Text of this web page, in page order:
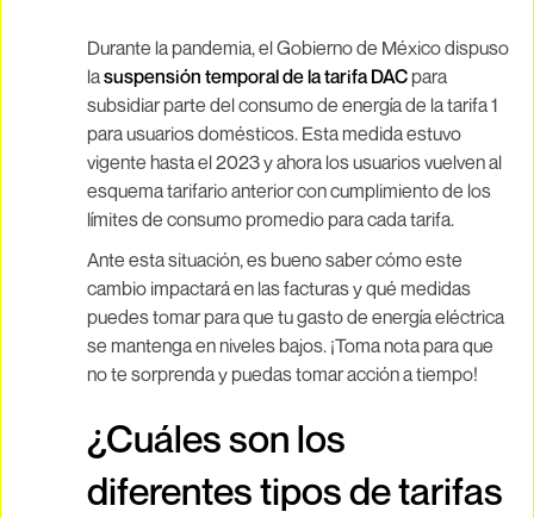
Durante la pandemia, el Gobierno de México dispuso
lasuspensión temporal de la tarifa DAC para
subsidiar parte del consumo de energía de la tarifa 1
para usuarios domésticos. Esta medida estuvo
vigente hasta el 2023 y ahora los usuarios vuelven al
esquema tarifario anterior con cumplimiento de los
límites de consumo promedio para cada tarifa.
Ante esta situación, es bueno saber cómo este
cambio impactará en las facturas y qué medidas
puedes tomar para que tu gasto de energía eléctrica
se mantenga en niveles bajos. ¡Toma nota para que
no te sorprenda y puedas tomar acción a tiempo!
¿Cuáles son los
diferentes tipos de tarifas